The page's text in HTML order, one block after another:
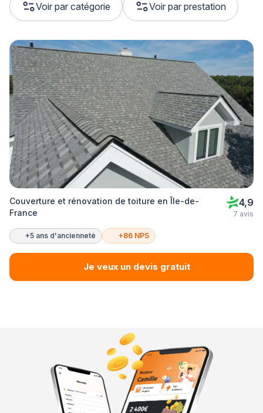
Voir par catégorie Voir par prestation
Couverture et rénovation de toiture en Île-de-
France
4,9
7 avis
+5 ans d'ancienneté +86 NPS
Je veux un devis gratuit